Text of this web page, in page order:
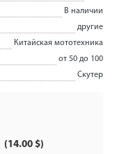
В наличии
другие
Китайская мототехника
от 50 до 100
Скутер
(14.00 $)